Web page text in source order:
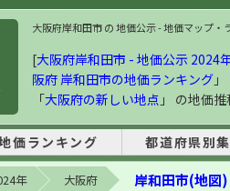
大阪府岸和田市 の 地価公示 - 地価マップ・
[大阪府岸和田市 - 地価公示 2024
阪府 岸和田市の地価ランキング
「大阪府の新しい地点 」 の地価
価ランキング 都道府県別
年 大阪府 岸和田市(地図)